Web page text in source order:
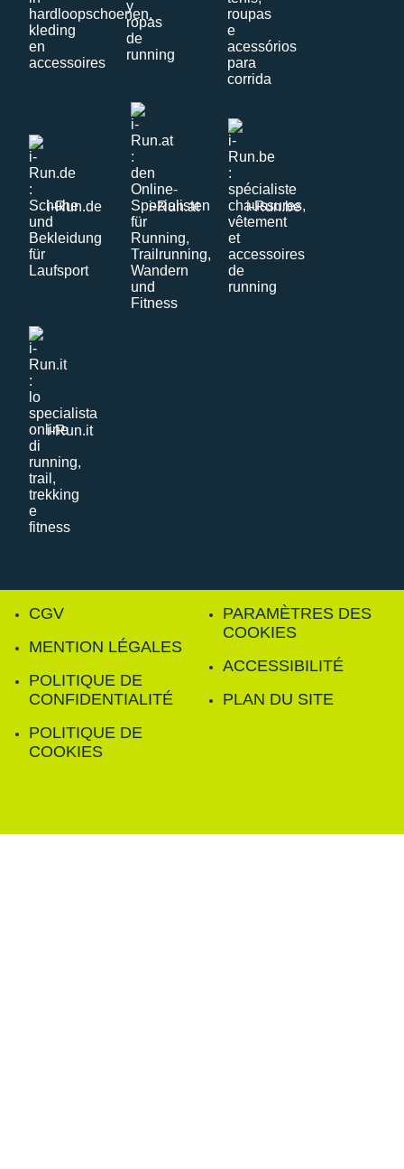
i-Run.de i-Run.at i-Run.be
i-Run.it
CGV
MENTION LÉGALES
POLITIQUE DE
CONFIDENTIALITÉ
POLITIQUE DE
COOKIES
PARAMÈTRES DES
COOKIES
ACCESSIBILITÉ
PLAN DU SITE